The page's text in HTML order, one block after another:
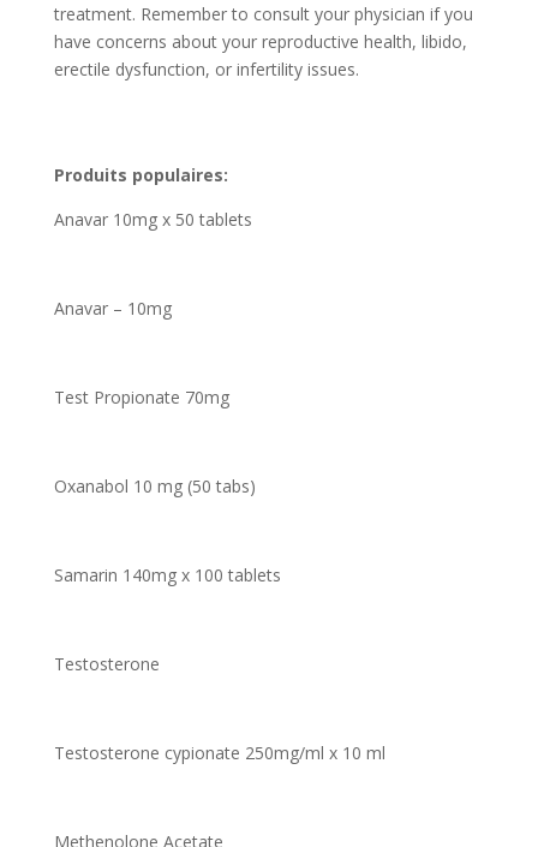
treatment. Remember to consult your physician if you
have concerns about your reproductive health, libido,
erectile dysfunction, or infertility issues.
Produits populaires:
Anavar 10mg x 50 tablets
Anavar – 10mg
Test Propionate 70mg
Oxanabol 10 mg (50 tabs)
Samarin 140mg x 100 tablets
Testosterone
Testosterone cypionate 250mg/ml x 10 ml
Methenolone Acetate